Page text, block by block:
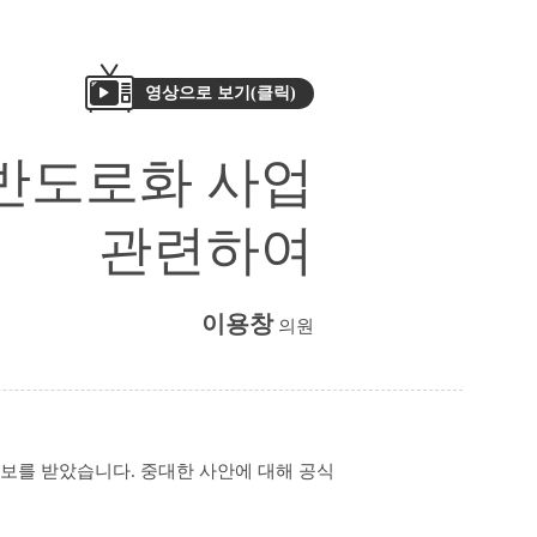
영상으로 보기(클릭)
도로화 사업
관련하여
이용창의원
를 받았습니다. 중대한 사안에 대해 공식